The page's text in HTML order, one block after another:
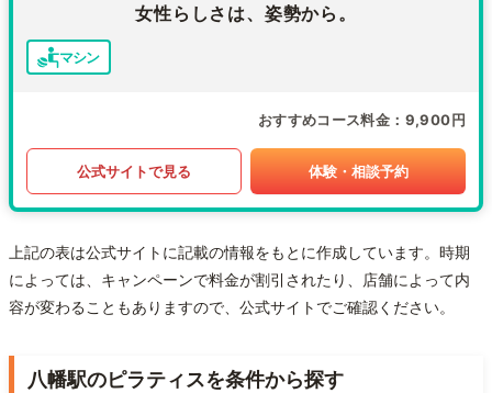
女性らしさは、姿勢から。
マシン
おすすめコース料金 9,900円
公式サイトで見る 体験・相談予約
上記の表は公式サイトに記載の情報をもとに作成しています。時期
によっては、キャンペーンで料金が割引されたり、店舗によって内
容が変わることもありますので、公式サイトでご確認ください。
八幡駅のピラティスを条件から探す